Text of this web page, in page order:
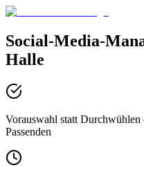
Social-Media-
Halle
Vorauswahl statt Durchwühlen
Passenden